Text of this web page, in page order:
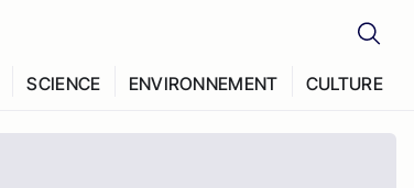
SCIENCE ENVIRONNEMENT CULTURE